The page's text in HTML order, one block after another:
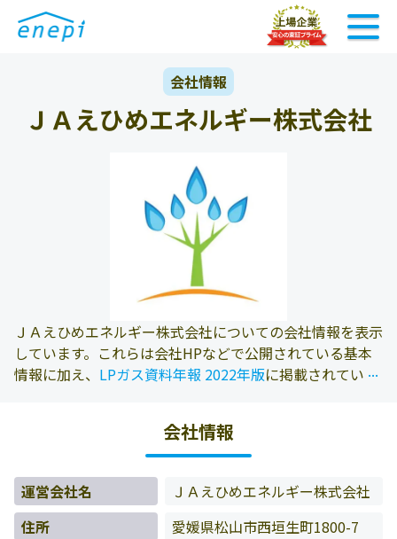
会社情報
ＪＡえひめエネルギー株式会社
ＪＡえひめエネルギー株式会社についての会社情報を表示
しています。これらは会社HPなどで公開されている基本
情報に加え、 LPガス資料年報 2022年版に掲載されている
...
...
会社情報
運営会社名
ＪＡえひめエネルギー株式会社
住所
愛媛県松山市西垣生町1800-7